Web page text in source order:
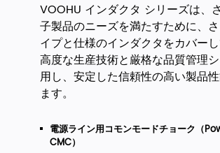
VOOHU インダクタ シリーズは、
子製品のニーズを満たすために、
イプと仕様のインダクタをカバーし
高度な生産技術と厳格な品質管理
用し、安定した信頼性の高い製品
ます。
電源ライン用コモンモードチョーク（
CMC）